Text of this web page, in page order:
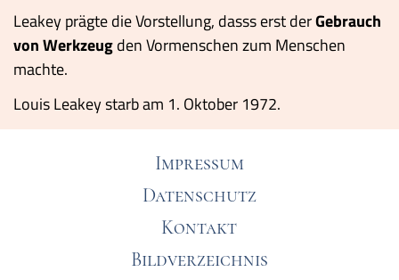
Leakey prägte die Vorstellung, dasss erst derGebrauch
von Werkzeugden Vormenschen zum Menschen
machte.
Louis Leakey starb am 1. Oktober 1972.
Impressum
Datenschutz
Kontakt
Bildverzeichnis